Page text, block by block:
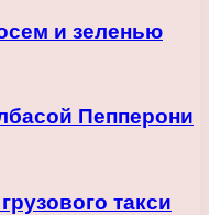
и зеленью
Пепперони
такси